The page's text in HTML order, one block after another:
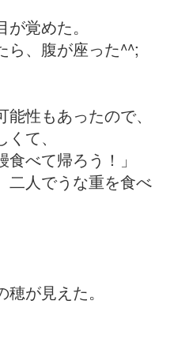
覚めた。
ら、腹が座った^^;
性もあったので、
て、
食べて帰ろう！」
二人でうな重を食べ
が見えた。